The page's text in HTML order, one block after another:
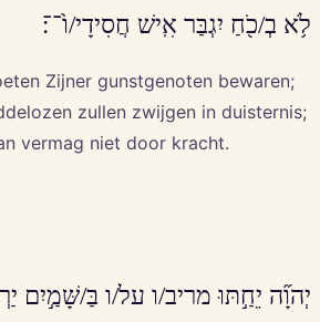
לֹ֥א בְ/כֹ֖חַ יִגְבַּר אִֽישׁ חֲסִידָי/ו֙־־׃
Zijner gunstgenoten bewaren;
zullen zwijgen in duisternis;
vermag niet door kracht.
יְהוָ֞ה יֵחַ֣תּוּ מריב/ו על/ו בַּ/שָּׁמַ֣יִם